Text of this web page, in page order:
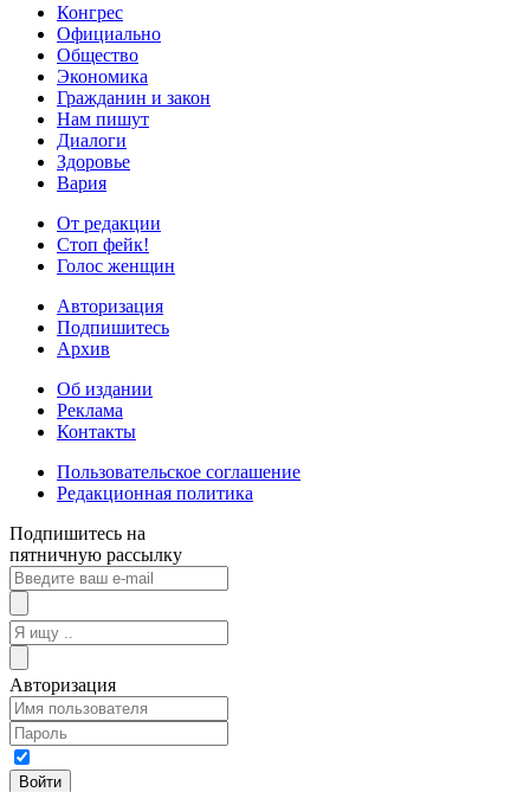
Конгрес
Официально
Общество
Экономика
Гражданин и закон
Нам пишут
Диалоги
Здоровье
Вария
От редакции
Стоп фейк!
Голос женщин
Авторизация
Подпишитесь
Архив
Об издании
Реклама
Контакты
Пользовательское соглашение
Редакционная политика
Подпишитесь на
пятничную рассылку
Авторизация